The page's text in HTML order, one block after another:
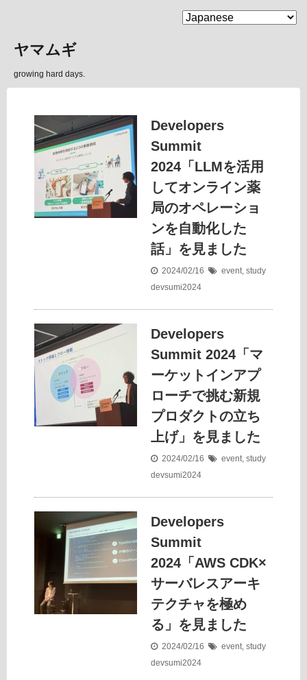
MENU
ヤマムギ
growing hard days.
Developers
Summit
2024「LLMを活用
してオンライン薬
局のオペレーショ
ンを自動化した
話」を見ました
2024/02/16 event, study
devsumi2024
Developers
Summit 2024「マ
ーケットインアプ
ローチで挑む新規
プロダクトの立ち
上げ」を見ました
2024/02/16 event, study
devsumi2024
Developers
Summit
2024「AWS CDK×
サーバレスアーキ
テクチャを極め
る」を見ました
2024/02/16 event, study
devsumi2024